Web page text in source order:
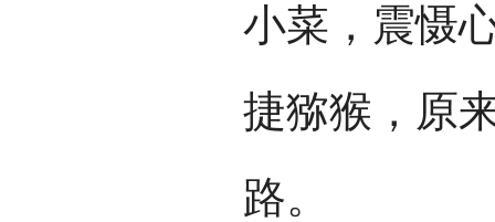
小菜，震慑
捷猕猴，原
路。